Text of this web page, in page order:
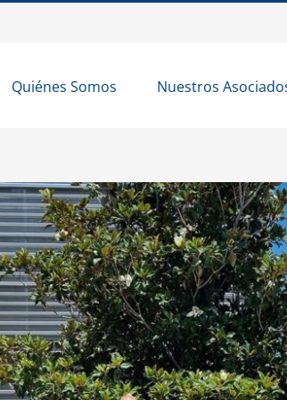
Quiénes Somos Nuestros